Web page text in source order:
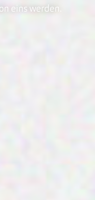
eins werden.